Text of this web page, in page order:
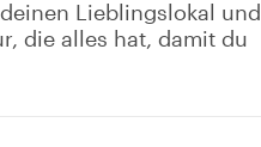
Lieblingslokal und
die alles hat, damit du